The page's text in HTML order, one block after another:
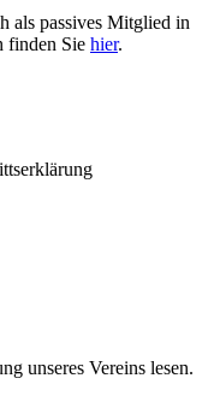
als passives Mitglied in
finden Sie hier.
unseres Vereins lesen.